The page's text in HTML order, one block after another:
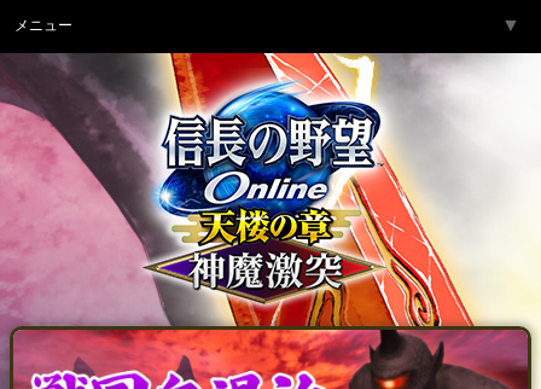
メニュー ▼
トップページ
ゲーム紹介
サービス
コミュニティ
ネットカフェ ▼